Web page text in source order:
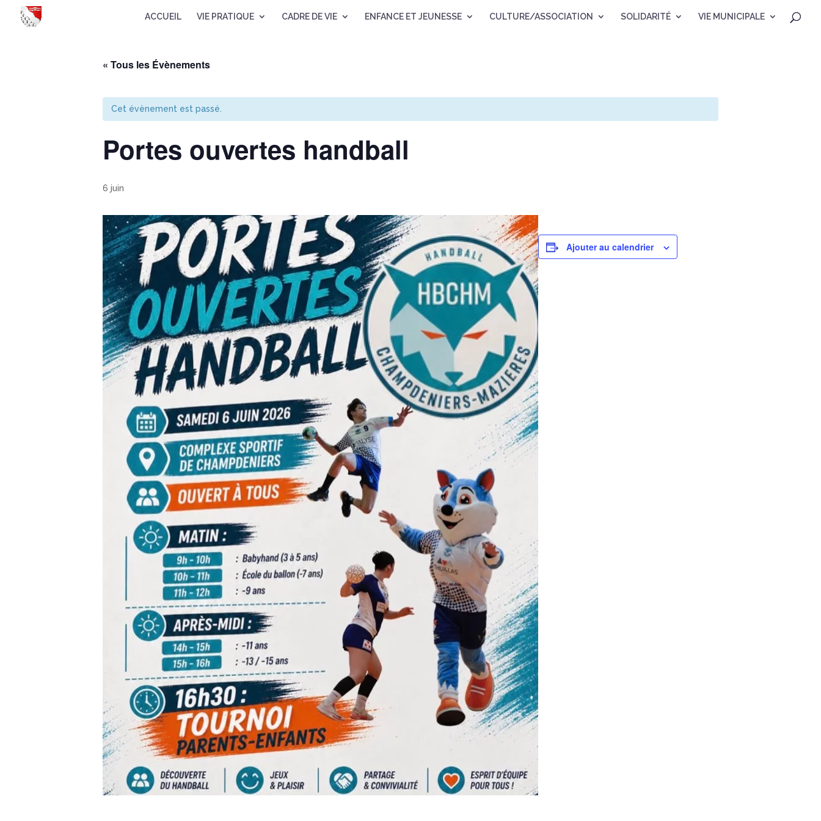
ACCUEIL VIE PRATIQUE CADRE DE VIE ENFANCE ET JEUNESSE CULTURE/ASSOCIATION SOLIDARITÉ VIE MUNICIPALE
« Tous les Évènements
Cet évènement est passé.
Portes ouvertes handball
6 juin
Ajouter au calendrier